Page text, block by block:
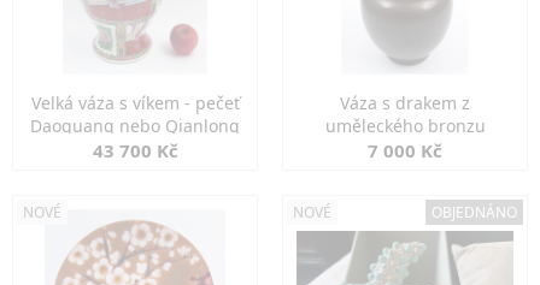
Velká váza s víkem - pečeť
Daoguang nebo Qianlong
43 700 Kč
Váza s drakem z
uměleckého bronzu
7 000 Kč
NOVÉ NOVÉ OBJEDNÁNO